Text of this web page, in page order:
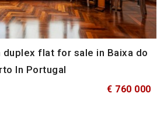
duplex flat for sale in Baixa do
In Portugal
€ 760 000